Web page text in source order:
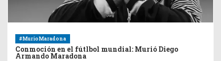
#MurioMaradona
Conmoción en el fútlbol mundial: Murió Diego
Armando Maradona